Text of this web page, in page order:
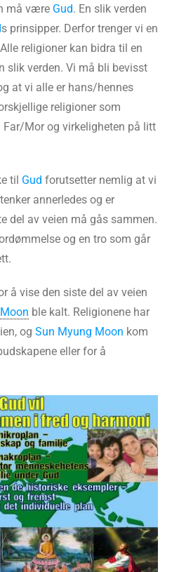
må være Gud. En slik verden
s prinsipper. Derfor trenger vi en
religioner kan bidra til en
slik verden. Vi må bli bevisst
at vi alle er hans/hennes
religioner som
Mor og virkeligheten på litt
til Gud forutsetter nemlig at vi
annerledes og er
del av veien må gås sammen.
og en tro som går
å vise den siste del av veien
ble kalt. Religionene har
og Sun Myung Moon kom
eller for å